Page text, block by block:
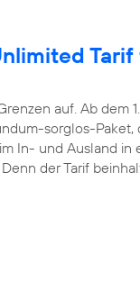
auf. Ab dem
sorglos-Paket,
In- und Ausland in
der Tarif